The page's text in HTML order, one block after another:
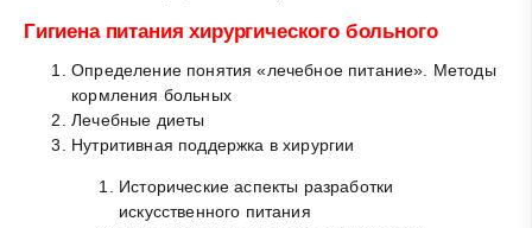
Гигиена питания хирургического больного
Определение понятия «лечебное питание». Методы
кормления больных
Лечебные диеты
Нутритивная поддержка в хирургии
Исторические аспекты разработки
искусственного питания